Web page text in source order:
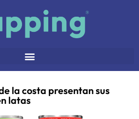
la costa presentan sus
latas